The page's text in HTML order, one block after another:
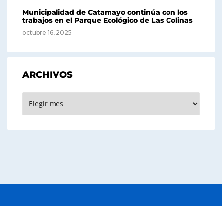
Municipalidad de Catamayo continúa con los
trabajos en el Parque Ecológico de Las Colinas
octubre 16, 2025
ARCHIVOS